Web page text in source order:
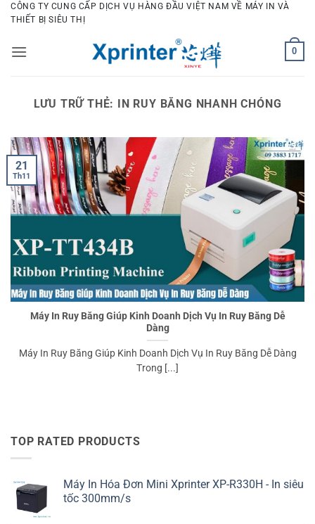
Bỏ
qua
dung
CÔNG TY CUNG CẤP DỊCH VỤ HÀNG ĐẦU VIỆT NAM VỀ MÁY IN VÀ
THIẾT BỊ SIÊU THỊ
0
LƯU TRỮ THẺ: IN RUY BĂNG NHANH CHÓNG
Máy In Ruy Băng Giúp Kinh Doanh Dịch Vụ In Ruy Băng Dễ
Dàng
Máy In Ruy Băng Giúp Kinh Doanh Dịch Vụ In Ruy Băng Dễ Dàng
Trong [...]
21
Th11
TOP RATED PRODUCTS
Máy In Hóa Đơn Mini Xprinter XP-R330H - In siêu
tốc 300mm/s